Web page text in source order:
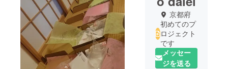
京都府
初めてのプ
ロジェクト
です
メッセー
ジを送る